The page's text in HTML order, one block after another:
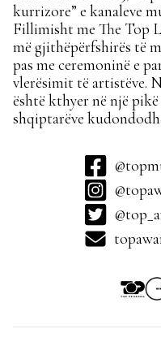
kurrizore” e kanaleve
Fillimisht me The Top
më gjithëpërfshirës të
pas me ceremoninë e
vlerësimit të artistëve.
është kthyer në një
shqiptarëve